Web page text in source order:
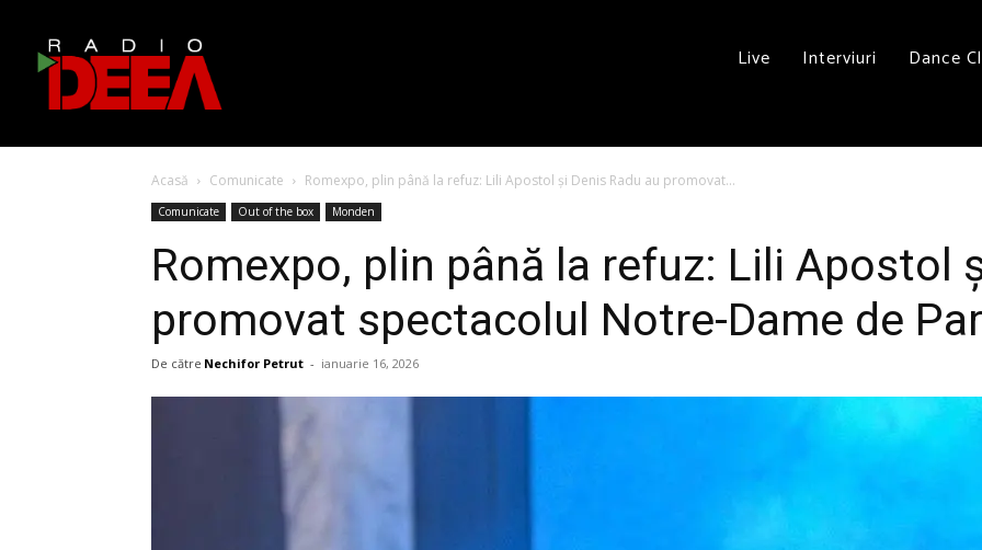
Live Interviuri Dance
Acasă Comunicate Romexpo, plin până la refuz: Lili Apostol și Denis Radu au promovat...
Comunicate Out of the box Monden
Romexpo, plin până la refuz: Lili Apostol
promovat spectacolul Notre-Dame de
De către Nechifor Petrut - ianuarie 16, 2026